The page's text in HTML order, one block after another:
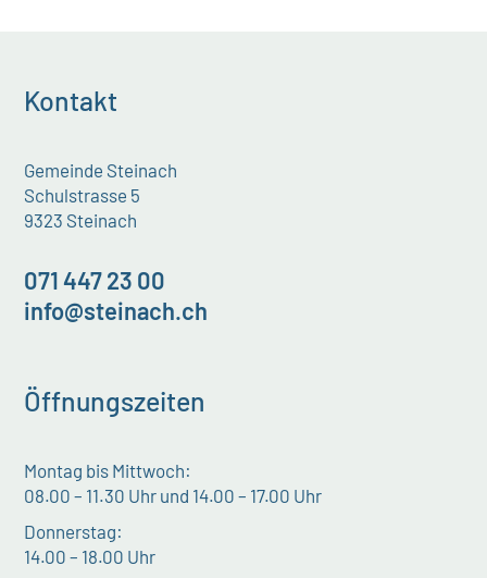
Kontakt
Gemeinde Steinach
Schulstrasse 5
9323 Steinach
071 447 23 00
info@steinach.ch
Öffnungszeiten
Montag bis Mittwoch:
08.00 – 11.30 Uhr und 14.00 – 17.00 Uhr
Donnerstag:
14.00 – 18.00 Uhr